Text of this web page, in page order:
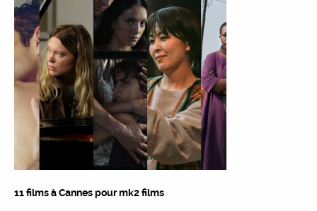
11 films à Cannes pour mk2 films